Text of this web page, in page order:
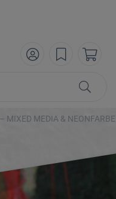
MIXED MEDIA &